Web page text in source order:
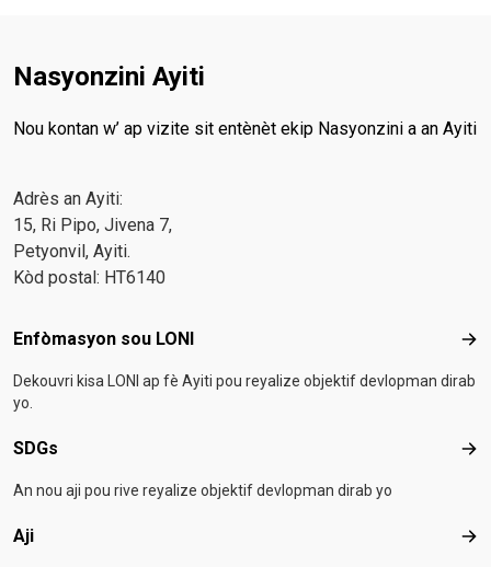
Nasyonzini Ayiti
Nou kontan w’ ap vizite sit entènèt ekip Nasyonzini a an Ayiti
Adrès an Ayiti:
15, Ri Pipo, Jivena 7,
Petyonvil, Ayiti.
Kòd postal: HT6140
Footer menu
Enfòmasyon sou LONI
Dekouvri kisa LONI ap fè Ayiti pou reyalize objektif devlopman dirab
yo.
SDGs
An nou aji pou rive reyalize objektif devlopman dirab yo
Aji Aji